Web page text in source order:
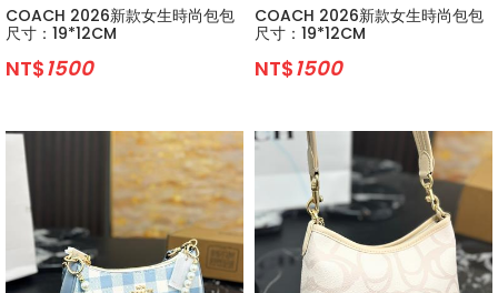
COACH 2026新款女生時尚包包
尺寸：19*12CM
NT$1500
COACH 2026新款女生時尚包包
尺寸：19*12CM
NT$1500